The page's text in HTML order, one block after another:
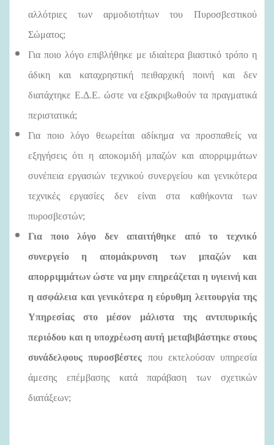
αλλότριες των αρμοδιοτήτων του Πυροσβεστικού
Σώματος;
Για ποιο λόγο επιβλήθηκε με ιδιαίτερα βιαστικό τρόπο η
άδικη και καταχρηστική πειθαρχική ποινή και δεν
διατάχτηκε Ε.Δ.Ε. ώστε να εξακριβωθούν τα πραγματικά
περιστατικά;
Για ποιο λόγο θεωρείται αδίκημα να προσπαθείς να
εξηγήσεις ότι η αποκομιδή μπαζών και απορριμμάτων
συνέπεια εργασιών τεχνικού συνεργείου και γενικότερα
τεχνικές εργασίες δεν είναι στα καθήκοντα των
πυροσβεστών;
Για ποιο λόγο δεν απαιτήθηκε από το τεχνικό
συνεργείο η απομάκρυνση των μπαζών και
απορριμμάτων ώστε να μην επηρεάζεται η υγιεινή και
η ασφάλεια και γενικότερα η εύρυθμη λειτουργία της
Υπηρεσίας στο μέσον μάλιστα της αντιπυρικής
περιόδου και η υποχρέωση αυτή μεταβιβάστηκε στους
συνάδελφους πυροσβέστες που εκτελούσαν υπηρεσία
άμεσης επέμβασης κατά παράβαση των σχετικών
διατάξεων;